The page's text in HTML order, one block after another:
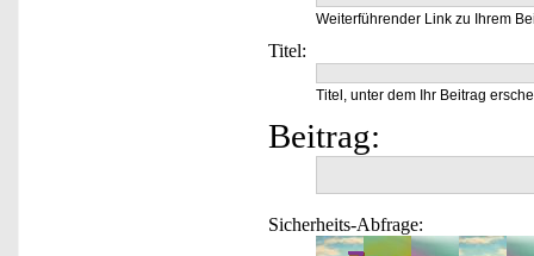
Weiterführender Link zu Ihrem
Titel:
Titel, unter dem Ihr Beitrag
Beitrag:
Sicherheits-Abfrage: